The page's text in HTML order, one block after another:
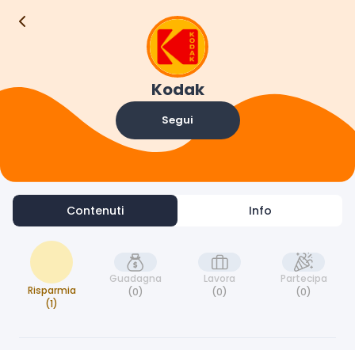
Kodak
Segui
Contenuti Info
Risparmia
(1)
Guadagna
(0)
Lavora
(0)
Partecipa
(0)